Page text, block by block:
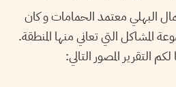
البهلي معتمد الحمامات و كان
المشاكل التي تعاني منها المنطقة.
التقرير المصور التالي: